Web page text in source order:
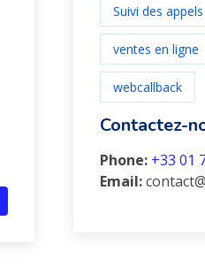
Suivi des appels
ventes en ligne
webcallback
Contactez-
Phone: +33 01
Email: